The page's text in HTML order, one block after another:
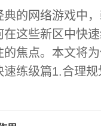
典的网络游戏中
在这些新区中快
的焦点。本文将
速练级篇1.合理